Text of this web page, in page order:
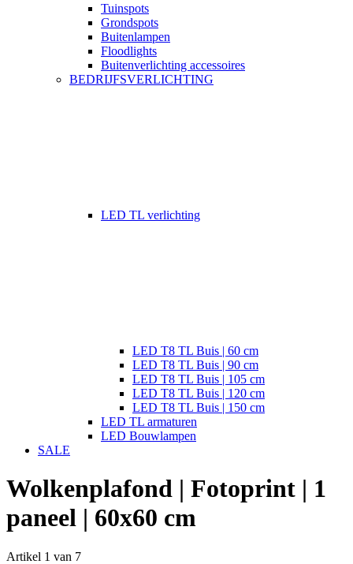
Tuinspots
Grondspots
Buitenlampen
Floodlights
Buitenverlichting accessoires
BEDRIJFSVERLICHTING
LED TL verlichting
LED T8 TL Buis | 60 cm
LED T8 TL Buis | 90 cm
LED T8 TL Buis | 105 cm
LED T8 TL Buis | 120 cm
LED T8 TL Buis | 150 cm
LED TL armaturen
LED Bouwlampen
SALE
Wolkenplafond | Fotoprint | 1
paneel | 60x60 cm
Artikel 1 van 7